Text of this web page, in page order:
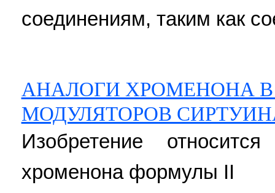
соединениям, таким как
АНАЛОГИ ХРОМЕНОНА В
МОДУЛЯТОРОВ
Изобретение
хроменона формулы II